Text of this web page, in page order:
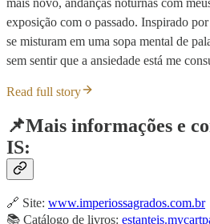
exposição com o passado. Inspirado
se misturam em uma sopa mental de
sem sentir que a ansiedade está me
Read full story
📌Mais informações e
IS:
🔗 Site: www.imperiossagrados.com.br
📚 Catálogo de livros: